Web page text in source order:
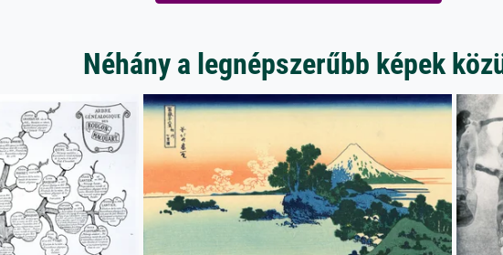
Néhány a legnépszerűbb képek